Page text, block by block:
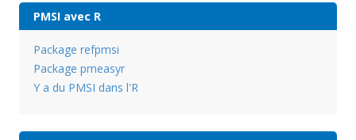
PMSI avec R
Package refpmsi
Package pmeasyr
Y a du PMSI dans l'R